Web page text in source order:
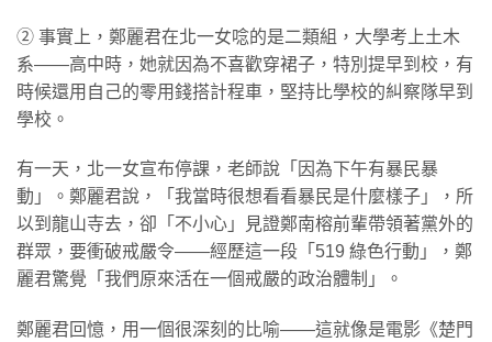
② 事實上，鄭麗君在北一女唸的是二類組，大學考上土木
系——高中時，她就因為不喜歡穿裙子，特別提早到校，有
時候還用自己的零用錢搭計程車，堅持比學校的糾察隊早到
學校。
有一天，北一女宣布停課，老師說「因為下午有暴民暴
動」。鄭麗君說，「我當時很想看看暴民是什麼樣子」，所
以到龍山寺去，卻「不小心」見證鄭南榕前輩帶領著黨外的
群眾，要衝破戒嚴令——經歷這一段「519 綠色行動」，鄭
麗君驚覺「我們原來活在一個戒嚴的政治體制」。
鄭麗君回憶，用一個很深刻的比喻——這就像是電影《楚門